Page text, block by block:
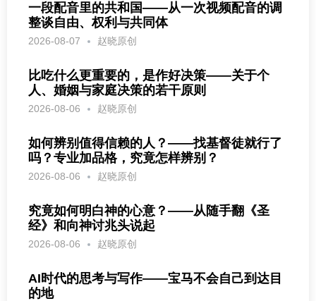
一段配音里的共和国——从一次视频配音的调
整谈自由、权利与共同体
2026-08-07 赵晓原创
比吃什么更重要的，是作好决策——关于个
人、婚姻与家庭决策的若干原则
2026-08-06 赵晓原创
如何辨别值得信赖的人？——找基督徒就行了
吗？专业加品格，究竟怎样辨别？
2026-08-06 赵晓原创
究竟如何明白神的心意？——从随手翻《圣
经》和向神讨兆头说起
2026-08-06 赵晓原创
AI时代的思考与写作——宝马不会自己到达目
的地